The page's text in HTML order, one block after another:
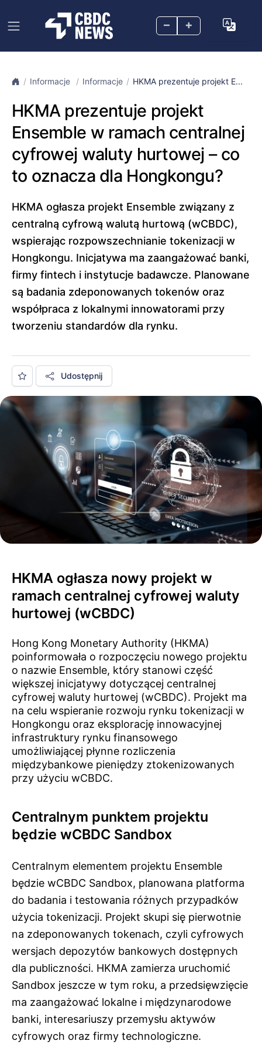
– +
Informacje Informacje HKMA prezentuje projekt E...
HKMA prezentuje projekt
Ensemble w ramach centralnej
cyfrowej waluty hurtowej – co
to oznacza dla Hongkongu?
HKMA ogłasza projekt Ensemble związany z
centralną cyfrową walutą hurtową (wCBDC),
wspierając rozpowszechnianie tokenizacji w
Hongkongu. Inicjatywa ma zaangażować banki,
firmy fintech i instytucje badawcze. Planowane
są badania zdeponowanych tokenów oraz
współpraca z lokalnymi innowatorami przy
tworzeniu standardów dla rynku.
Udostępnij
HKMA ogłasza nowy projekt w
ramach centralnej cyfrowej waluty
hurtowej (wCBDC)
Hong Kong Monetary Authority (HKMA)
poinformowała o rozpoczęciu nowego projektu
o nazwie Ensemble, który stanowi część
większej inicjatywy dotyczącej centralnej
cyfrowej waluty hurtowej (wCBDC). Projekt ma
na celu wspieranie rozwoju rynku tokenizacji w
Hongkongu oraz eksplorację innowacyjnej
infrastruktury rynku finansowego
umożliwiającej płynne rozliczenia
międzybankowe pieniędzy ztokenizowanych
przy użyciu wCBDC.
Centralnym punktem projektu
będzie wCBDC Sandbox
Centralnym elementem projektu Ensemble
będzie wCBDC Sandbox, planowana platforma
do badania i testowania różnych przypadków
użycia tokenizacji. Projekt skupi się pierwotnie
na zdeponowanych tokenach, czyli cyfrowych
wersjach depozytów bankowych dostępnych
dla publiczności. HKMA zamierza uruchomić
Sandbox jeszcze w tym roku, a przedsięwzięcie
ma zaangażować lokalne i międzynarodowe
banki, interesariuszy przemysłu aktywów
cyfrowych oraz firmy technologiczne.